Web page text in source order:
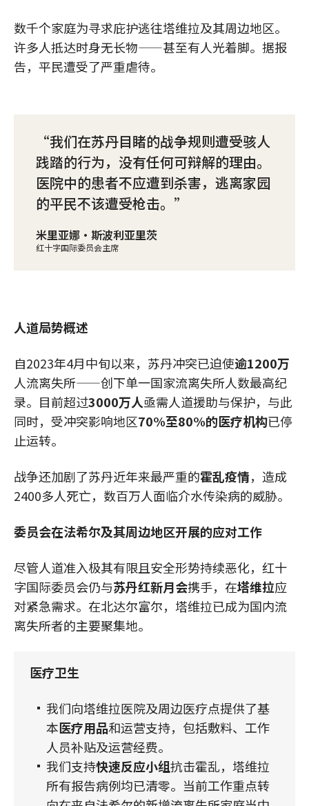
数千个家庭为寻求庇护逃往塔维拉及其周边地区。
许多人抵达时身无长物——甚至有人光着脚。据报
告，平民遭受了严重虐待。
我们在苏丹目睹的战争规则遭受骇人
践踏的行为，没有任何可辩解的理由。
医院中的患者不应遭到杀害，逃离家园
的平民不该遭受枪击。
米里亚娜·斯波利亚里茨
红十字国际委员会主席
人道局势概述
自2023年4月中旬以来，苏丹冲突已迫使逾1200万
人流离失所——创下单一国家流离失所人数最高纪
录。目前超过3000万人亟需人道援助与保护，与此
同时，受冲突影响地区70%至80%的医疗机构已停
止运转。
战争还加剧了苏丹近年来最严重的霍乱疫情，造成
2400多人死亡，数百万人面临介水传染病的威胁。
委员会在法希尔及其周边地区开展的应对工作
尽管人道准入极其有限且安全形势持续恶化，红十
字国际委员会仍与苏丹红新月会携手，在塔维拉应
对紧急需求。在北达尔富尔，塔维拉已成为国内流
离失所者的主要聚集地。
医疗卫生
我们向塔维拉医院及周边医疗点提供了基
本医疗用品和运营支持，包括敷料、工作
人员补贴及运营经费。
我们支持快速反应小组抗击霍乱，塔维拉
所有报告病例均已清零。当前工作重点转